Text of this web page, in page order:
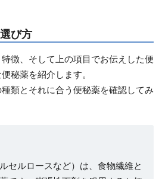
び方
徴、そして上の項目でお伝えした便
秘薬を紹介します。
類とそれに合う便秘薬を確認してみ
セルロースなど）は、食物繊維と